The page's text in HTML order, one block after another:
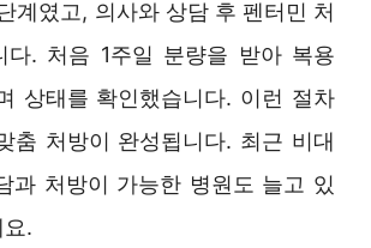
계였고, 의사와 상담 후 펜터민 처
다. 처음 1주일 분량을 받아 복용
상태를 확인했습니다. 이런 절차
춤 처방이 완성됩니다. 최근 비대
과 처방이 가능한 병원도 늘고 있
.